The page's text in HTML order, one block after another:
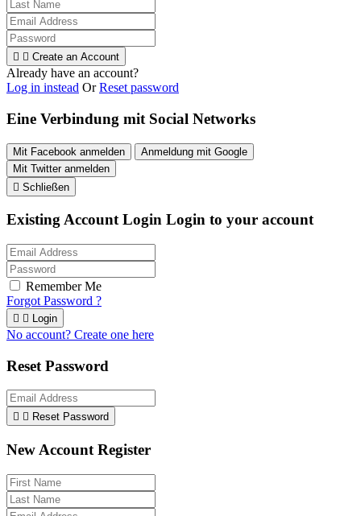
  Create an Account
Already have an account?
Log in instead OrReset password
Eine Verbindung mit Social Networks
Mit Facebook anmelden
Anmeldung mit Google
Mit Twitter anmelden
 Schließen
Existing Account Login Login to your account
Remember Me
Forgot Password ?
  Login
No account? Create one here
Reset Password
  Reset Password
New Account Register